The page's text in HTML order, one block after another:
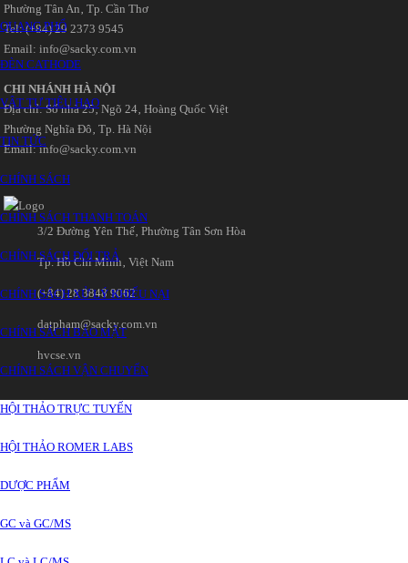
QUANG PHỔ
ĐÈN CATHODE
VẬT TƯ TIÊU HAO
TIN TỨC
CHÍNH SÁCH
CHÍNH SÁCH THANH TOÁN
CHÍNH SÁCH ĐỔI TRẢ
CHÍNH SÁCH XỬ LÝ KHIẾU NẠI
CHÍNH SÁCH BẢO MẬT
CHÍNH SÁCH VẬN CHUYỂN
HỘI THẢO TRỰC TUYẾN
HỘI THẢO ROMER LABS
DƯỢC PHẨM
GC và GC/MS
Phường Tân An‚ Tp. Cần Thơ
Tel: (+84) 29 2373 9545
Email: info@sacky.com.vn
CHI NHÁNH HÀ NỘI
Địa chỉ: Số nhà 25‚ Ngõ 24‚ Hoàng Quốc Việt
Phường Nghĩa Đô‚ Tp. Hà Nội
Email: info@sacky.com.vn
3/2 Đường Yên Thế‚ Phường Tân Sơn Hòa
Tp. Hồ Chí Minh‚ Việt Nam
(+84) 28 3848 9062
datpham@sacky.com.vn
hvcse.vn